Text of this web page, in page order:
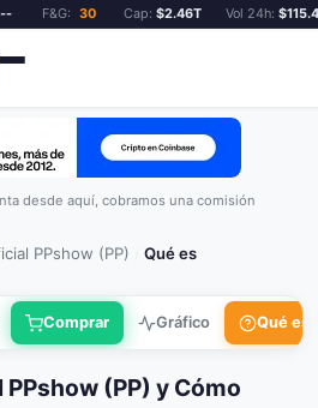
F&G: 30 Cap:$2.46T Vol 24h:
desde aquí, cobramos una comisión
PPshow (PP) Qué es
Comprar Gráfico Qué es
(PP) y Cómo